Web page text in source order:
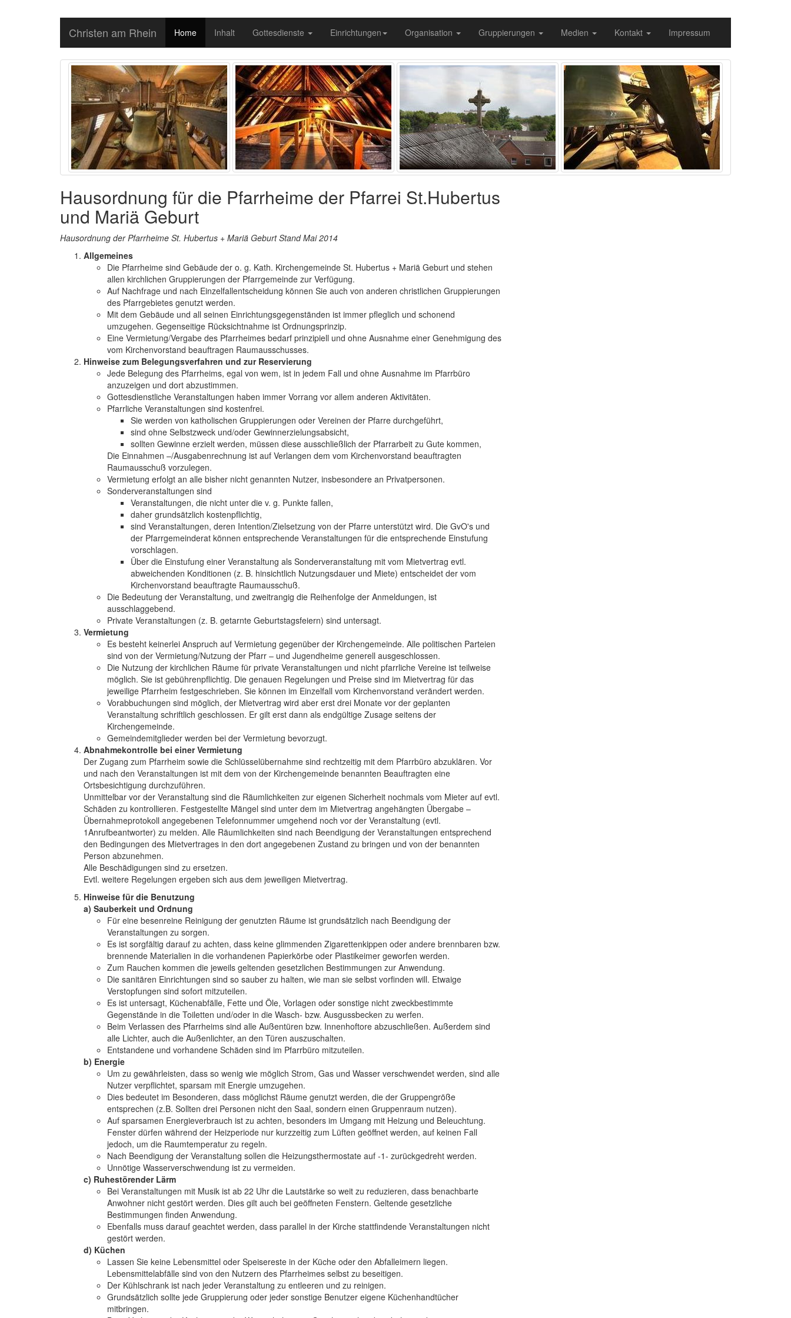
Christen am Rhein Home Inhalt Gottesdienste Einrichtungen Organisation Gruppierungen Medien Kontakt Impressum
Hausordnung für die Pfarrheime der Pfarrei St.Hubertus
und Mariä Geburt
Hausordnung der Pfarrheime St. Hubertus + Mariä Geburt Stand Mai 2014
Allgemeines
Die Pfarrheime sind Gebäude der o. g. Kath. Kirchengemeinde St. Hubertus + Mariä Geburt und stehen
allen kirchlichen Gruppierungen der Pfarrgemeinde zur Verfügung.
Auf Nachfrage und nach Einzelfallentscheidung können Sie auch von anderen christlichen Gruppierungen
des Pfarrgebietes genutzt werden.
Mit dem Gebäude und all seinen Einrichtungsgegenständen ist immer pfleglich und schonend
umzugehen. Gegenseitige Rücksichtnahme ist Ordnungsprinzip.
Eine Vermietung/Vergabe des Pfarrheimes bedarf prinzipiell und ohne Ausnahme einer Genehmigung des
vom Kirchenvorstand beauftragen Raumausschusses.
Hinweise zum Belegungsverfahren und zur Reservierung
Jede Belegung des Pfarrheims, egal von wem, ist in jedem Fall und ohne Ausnahme im Pfarrbüro
anzuzeigen und dort abzustimmen.
Gottesdienstliche Veranstaltungen haben immer Vorrang vor allem anderen Aktivitäten.
Pfarrliche Veranstaltungen sind kostenfrei.
Sie werden von katholischen Gruppierungen oder Vereinen der Pfarre durchgeführt,
sind ohne Selbstzweck und/oder Gewinnerzielungsabsicht,
sollten Gewinne erzielt werden, müssen diese ausschließlich der Pfarrarbeit zu Gute kommen,
Die Einnahmen –/Ausgabenrechnung ist auf Verlangen dem vom Kirchenvorstand beauftragten
Raumausschuß vorzulegen.
Vermietung erfolgt an alle bisher nicht genannten Nutzer, insbesondere an Privatpersonen.
Sonderveranstaltungen sind
Veranstaltungen, die nicht unter die v. g. Punkte fallen,
daher grundsätzlich kostenpflichtig,
sind Veranstaltungen, deren Intention/Zielsetzung von der Pfarre unterstützt wird. Die GvO's und
der Pfarrgemeinderat können entsprechende Veranstaltungen für die entsprechende Einstufung
vorschlagen.
Über die Einstufung einer Veranstaltung als Sonderveranstaltung mit vom Mietvertrag evtl.
abweichenden Konditionen (z. B. hinsichtlich Nutzungsdauer und Miete) entscheidet der vom
Kirchenvorstand beauftragte Raumausschuß.
Die Bedeutung der Veranstaltung, und zweitrangig die Reihenfolge der Anmeldungen, ist
ausschlaggebend.
Private Veranstaltungen (z. B. getarnte Geburtstagsfeiern) sind untersagt.
Vermietung
Es besteht keinerlei Anspruch auf Vermietung gegenüber der Kirchengemeinde. Alle politischen Parteien
sind von der Vermietung/Nutzung der Pfarr – und Jugendheime generell ausgeschlossen.
Die Nutzung der kirchlichen Räume für private Veranstaltungen und nicht pfarrliche Vereine ist teilweise
möglich. Sie ist gebührenpflichtig. Die genauen Regelungen und Preise sind im Mietvertrag für das
jeweilige Pfarrheim festgeschrieben. Sie können im Einzelfall vom Kirchenvorstand verändert werden.
Vorabbuchungen sind möglich, der Mietvertrag wird aber erst drei Monate vor der geplanten
Veranstaltung schriftlich geschlossen. Er gilt erst dann als endgültige Zusage seitens der
Kirchengemeinde.
Gemeindemitglieder werden bei der Vermietung bevorzugt.
Abnahmekontrolle bei einer Vermietung
Der Zugang zum Pfarrheim sowie die Schlüsselübernahme sind rechtzeitig mit dem Pfarrbüro abzuklären. Vor
und nach den Veranstaltungen ist mit dem von der Kirchengemeinde benannten Beauftragten eine
Ortsbesichtigung durchzuführen.
Unmittelbar vor der Veranstaltung sind die Räumlichkeiten zur eigenen Sicherheit nochmals vom Mieter auf evtl.
Schäden zu kontrollieren. Festgestellte Mängel sind unter dem im Mietvertrag angehängten Übergabe –
Übernahmeprotokoll angegebenen Telefonnummer umgehend noch vor der Veranstaltung (evtl.
1Anrufbeantworter) zu melden. Alle Räumlichkeiten sind nach Beendigung der Veranstaltungen entsprechend
den Bedingungen des Mietvertrages in den dort angegebenen Zustand zu bringen und von der benannten
Person abzunehmen.
Alle Beschädigungen sind zu ersetzen.
Evtl. weitere Regelungen ergeben sich aus dem jeweiligen Mietvertrag.
Hinweise für die Benutzung
a) Sauberkeit und Ordnung
Für eine besenreine Reinigung der genutzten Räume ist grundsätzlich nach Beendigung der
Veranstaltungen zu sorgen.
Es ist sorgfältig darauf zu achten, dass keine glimmenden Zigarettenkippen oder andere brennbaren bzw.
brennende Materialien in die vorhandenen Papierkörbe oder Plastikeimer geworfen werden.
Zum Rauchen kommen die jeweils geltenden gesetzlichen Bestimmungen zur Anwendung.
Die sanitären Einrichtungen sind so sauber zu halten, wie man sie selbst vorfinden will. Etwaige
Verstopfungen sind sofort mitzuteilen.
Es ist untersagt, Küchenabfälle, Fette und Öle, Vorlagen oder sonstige nicht zweckbestimmte
Gegenstände in die Toiletten und/oder in die Wasch- bzw. Ausgussbecken zu werfen.
Beim Verlassen des Pfarrheims sind alle Außentüren bzw. Innenhoftore abzuschließen. Außerdem sind
alle Lichter, auch die Außenlichter, an den Türen auszuschalten.
Entstandene und vorhandene Schäden sind im Pfarrbüro mitzuteilen.
b) Energie
Um zu gewährleisten, dass so wenig wie möglich Strom, Gas und Wasser verschwendet werden, sind alle
Nutzer verpflichtet, sparsam mit Energie umzugehen.
Dies bedeutet im Besonderen, dass möglichst Räume genutzt werden, die der Gruppengröße
entsprechen (z.B. Sollten drei Personen nicht den Saal, sondern einen Gruppenraum nutzen).
Auf sparsamen Energieverbrauch ist zu achten, besonders im Umgang mit Heizung und Beleuchtung.
Fenster dürfen während der Heizperiode nur kurzzeitig zum Lüften geöffnet werden, auf keinen Fall
jedoch, um die Raumtemperatur zu regeln.
Nach Beendigung der Veranstaltung sollen die Heizungsthermostate auf -1- zurückgedreht werden.
Unnötige Wasserverschwendung ist zu vermeiden.
c) Ruhestörender Lärm
Bei Veranstaltungen mit Musik ist ab 22 Uhr die Lautstärke so weit zu reduzieren, dass benachbarte
Anwohner nicht gestört werden. Dies gilt auch bei geöffneten Fenstern. Geltende gesetzliche
Bestimmungen finden Anwendung.
Ebenfalls muss darauf geachtet werden, dass parallel in der Kirche stattfindende Veranstaltungen nicht
gestört werden.
d) Küchen
Lassen Sie keine Lebensmittel oder Speisereste in der Küche oder den Abfalleimern liegen.
Lebensmittelabfälle sind von den Nutzern des Pfarrheimes selbst zu beseitigen.
Der Kühlschrank ist nach jeder Veranstaltung zu entleeren und zu reinigen.
Grundsätzlich sollte jede Gruppierung oder jeder sonstige Benutzer eigene Küchenhandtücher
mitbringen.